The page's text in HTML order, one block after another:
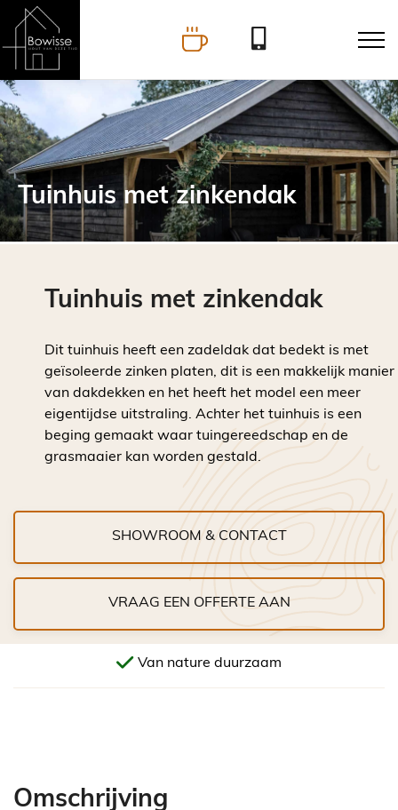
Tuinhuis met zinkendak
Tuinhuis met zinkendak
Dit tuinhuis heeft een zadeldak dat bedekt is met
geïsoleerde zinken platen, dit is een makkelijk manier
van dakdekken en het heeft het model een meer
eigentijdse uitstraling. Achter het tuinhuis is een
beging gemaakt waar tuingereedschap en de
grasmaaier kan worden gestald.
SHOWROOM & CONTACT
VRAAG EEN OFFERTE AAN
Van nature duurzaam
Omschrijving